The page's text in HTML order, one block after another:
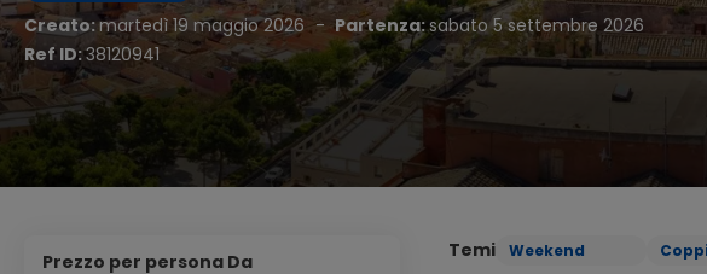
Creato:martedì 19 maggio 2026 - Partenza:sabato 5 settembre 2026
Ref ID:38120941
Temi Weekend
Prezzo per persona Da